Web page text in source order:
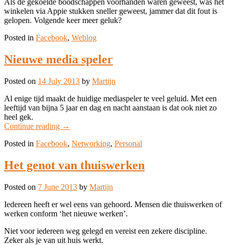
Als de gekoelde boodschappen voorhanden waren geweest, was het
winkelen via Appie stukken sneller geweest, jammer dat dit fout is
gelopen. Volgende keer meer geluk?
Posted in Facebook, Weblog
Nieuwe media speler
Posted on 14 July 2013 by Martijn
Al enige tijd maakt de huidige mediaspeler te veel geluid. Met een
leeftijd van bijna 5 jaar en dag en nacht aanstaan is dat ook niet zo
heel gek.
Continue reading →
Posted in Facebook, Networking, Personal
Het genot van thuiswerken
Posted on 7 June 2013 by Martijn
Iedereen heeft er wel eens van gehoord. Mensen die thuiswerken of
werken conform ‘het nieuwe werken’.
Niet voor iedereen weg gelegd en vereist een zekere discipline.
Zeker als je van uit huis werkt.